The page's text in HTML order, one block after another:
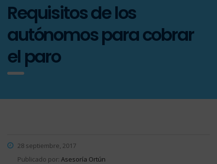
Requisitos de los
autónomos para cobrar
el paro
28 septiembre, 2017
Publicado por: Asesoría Ortún